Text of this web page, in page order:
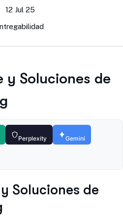
12 Jul 25
y Soluciones de
Perplexity Gemini
Soluciones de